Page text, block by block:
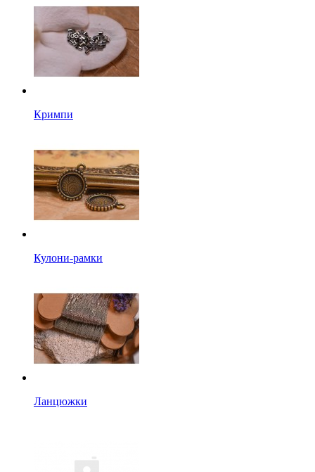
Кримпи
Кулони-рамки
Ланцюжки